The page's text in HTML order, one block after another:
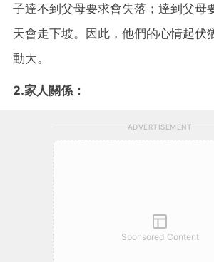
子達不到父母要求會失落；達到父母
天會走下坡。因此，他們的心情起伏
動大。
2.家人關係：
ADVERTISEMENT
Sponsored Content